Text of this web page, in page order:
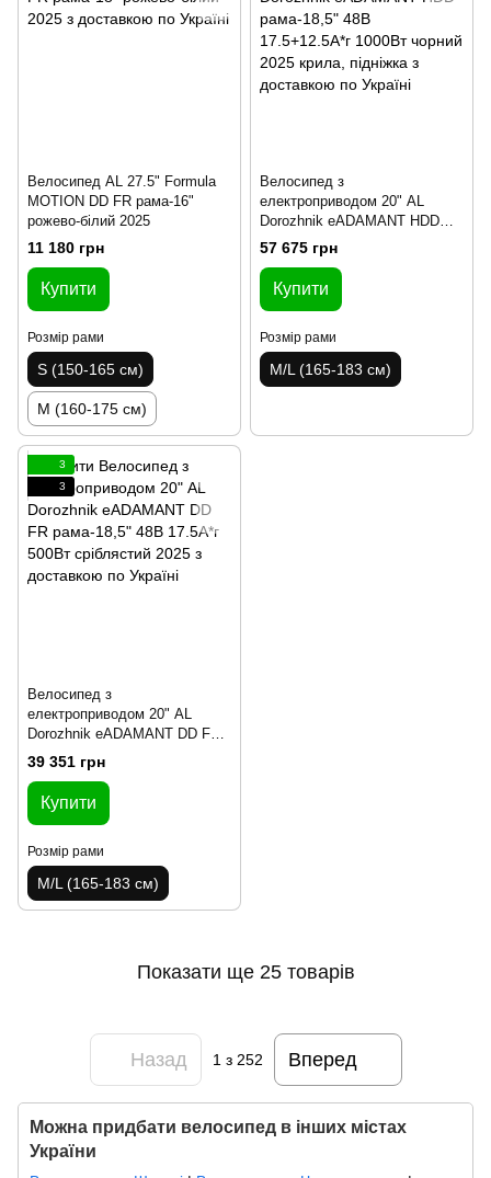
Велосипед AL 27.5" Formula
MOTION DD FR рама-16"
рожево-білий 2025
11 180 грн
Купити
Розмір рами
S (150-165 см)
M (160-175 см)
Велосипед з
електроприводом 20" AL
Dorozhnik eADAMANT HDD
рама-18,5" 48B 17.5+12.5А*г
1000Вт чорний 2025 крила,
підніжка
57 675 грн
Купити
Розмір рами
M/L (165-183 см)
3
3
Велосипед з
електроприводом 20" AL
Dorozhnik eADAMANT DD FR
рама-18,5" 48B 17.5А*г 500Вт
срiблястий 2025
39 351 грн
Купити
Розмір рами
M/L (165-183 см)
Показати ще 25 товарів
Назад 1 з 252 Вперед
Можна придбати велосипед в інших містах
України